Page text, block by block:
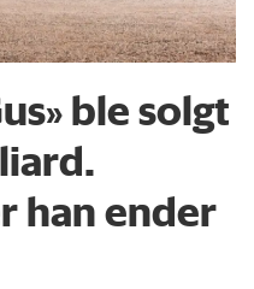
ble solgt
han ender